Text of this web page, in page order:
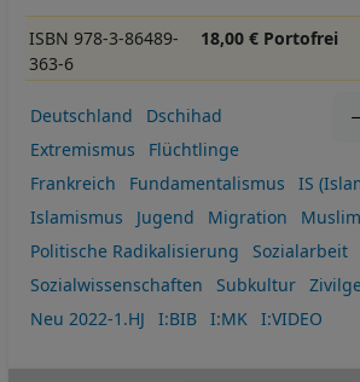
ISBN 978-3-86489-
363-6
18,00 € Portofrei
Deutschland
Dschihad
Extremismus
Flüchtlinge
Frankreich
Fundamentalismus
IS
Islamismus
Jugend Migration
Politische Radikalisierung
Sozialarbeit
Sozialwissenschaften
Subkultur
Neu 2022-1.HJ
I:BIB I:MK I:VIDEO